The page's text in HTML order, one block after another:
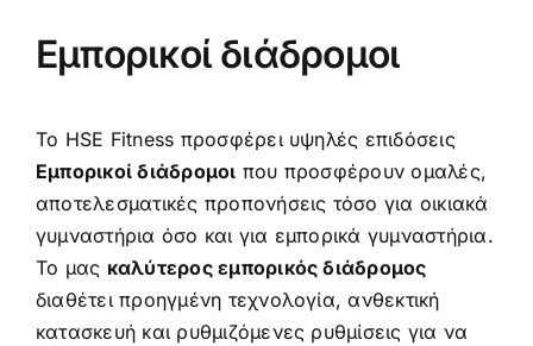
Εμπορικοί διάδρομοι
Το HSE Fitness προσφέρει υψηλές επιδόσεις
Εμπορικοί διάδρομοι που προσφέρουν ομαλές,
αποτελεσματικές προπονήσεις τόσο για οικιακά
γυμναστήρια όσο και για εμπορικά γυμναστήρια.
Το μας καλύτερος εμπορικός διάδρομος
διαθέτει προηγμένη τεχνολογία, ανθεκτική
κατασκευή και ρυθμιζόμενες ρυθμίσεις για να